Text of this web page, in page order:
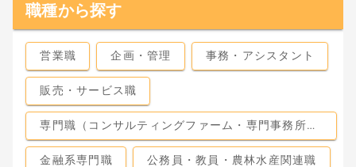
職種から探す
営業職 企画・管理 事務・アシスタント
販売・サービス職
専門職（コンサルティングファーム・専門事務所・監査法人）
金融系専門職 公務員・教員・農林水産関連職